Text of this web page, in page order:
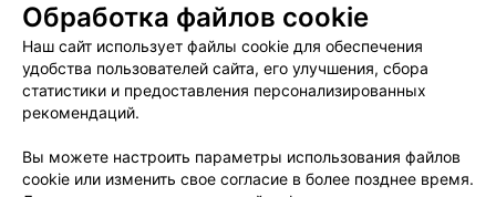
Пользовательское соглашение
Способы оплаты
Вакансии
Партнеры
Написать руководителю 103.by
Обработка персональных данных
Обработка файлов cookie
Наш сайт использует файлы cookie для обеспечения
удобства пользователей сайта, его улучшения, сбора
статистики и предоставления персонализированных
рекомендаций.
Вы можете настроить параметры использования файлов
cookie или изменить свое согласие в более позднее время.